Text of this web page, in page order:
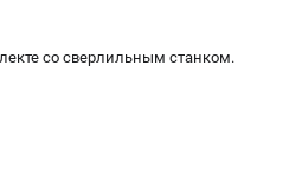
со сверлильным станком.